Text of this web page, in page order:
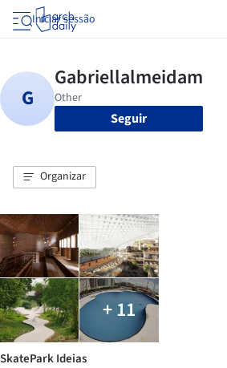
Iniciar sessão
Seguir
Organizar
+ 11
SkatePark Ideias